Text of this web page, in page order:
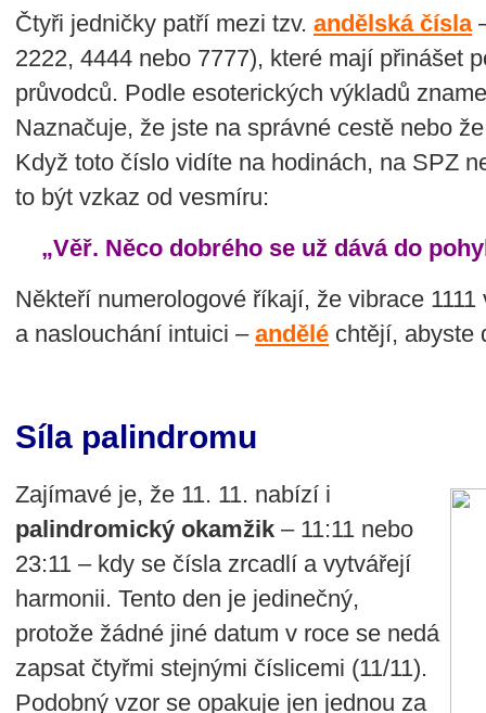
Čtyři jedničky patří mezi tzv. andělská čísla
2222, 4444 nebo 7777), které mají přinášet
průvodců. Podle esoterických výkladů
Naznačuje, že jste na správné cestě nebo
Když toto číslo vidíte na hodinách, na SPZ
to být vzkaz od vesmíru:
„Věř. Něco dobrého se už dává do
Někteří numerologové říkají, že vibrace
a naslouchání intuici – andělé chtějí, abyste
Síla palindromu
Zajímavé je, že 11. 11. nabízí i
palindromický okamžik – 11:11 nebo
23:11 – kdy se čísla zrcadlí a vytvářejí
harmonii. Tento den je jedinečný,
protože žádné jiné datum v roce se nedá
zapsat čtyřmi stejnými číslicemi (11/11).
Podobný vzor se opakuje jen jednou za